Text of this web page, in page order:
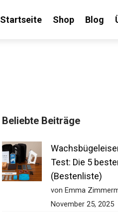
Startseite Shop Blog
Beliebte Beiträge
Test: Die 5 besten
(Bestenliste)
von Emma
November 25, 2025